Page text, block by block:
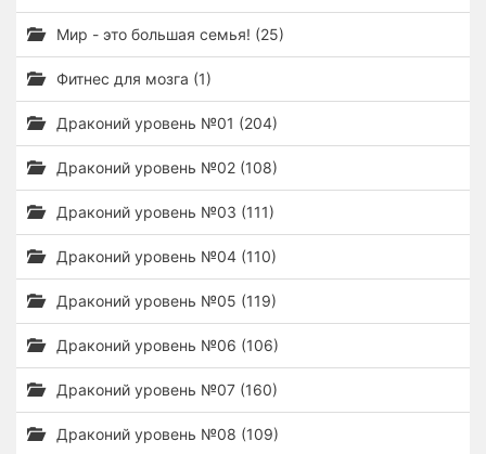
Мир - это большая семья! (25)
Фитнес для мозга (1)
Драконий уровень №01 (204)
Драконий уровень №02 (108)
Драконий уровень №03 (111)
Драконий уровень №04 (110)
Драконий уровень №05 (119)
Драконий уровень №06 (106)
Драконий уровень №07 (160)
Драконий уровень №08 (109)